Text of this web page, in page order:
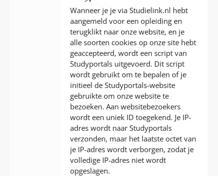
Wanneer je je via Studielink.nl hebt
aangemeld voor een opleiding en
terugklikt naar onze website, en je
alle soorten cookies op onze site hebt
geaccepteerd, wordt een script van
Studyportals uitgevoerd. Dit script
wordt gebruikt om te bepalen of je
initieel de Studyportals-website
gebruikte om onze website te
bezoeken. Aan websitebezoekers
wordt een uniek ID toegekend. Je IP-
adres wordt naar Studyportals
verzonden, maar het laatste octet van
je IP-adres wordt verborgen, zodat je
volledige IP-adres niet wordt
opgeslagen.